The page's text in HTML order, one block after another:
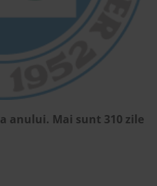
anului. Mai sunt 310 zile